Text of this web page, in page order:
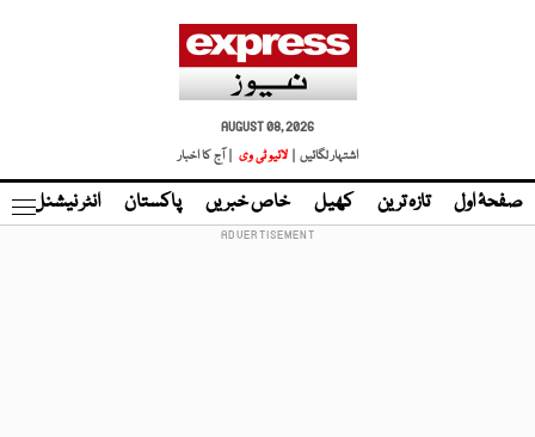
AUGUST 08, 2026
اشتہار لگائیں |
لائیو ٹی وی | آج کا اخبار
صفحۂ اول تازہ ترین کھیل خاص خبریں پاکستان انٹر نیشنل